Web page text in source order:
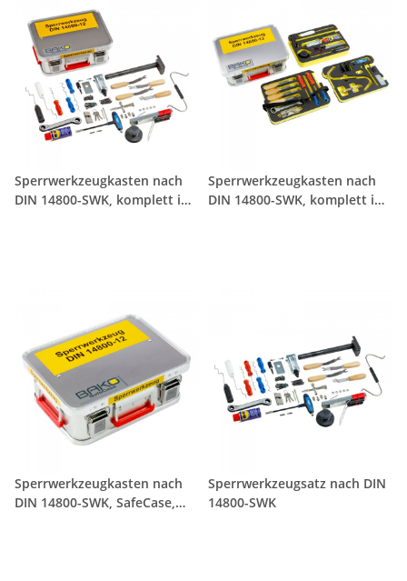
Sperrwerkzeugkasten nach
DIN 14800-SWK, komplett im
Sperrwerkzeugkasten nach
DIN 14800-SWK, komplett im
Sperrwerkzeugkasten nach
DIN 14800-SWK, SafeCase,
Sperrwerkzeugsatz nach DIN
14800-SWK